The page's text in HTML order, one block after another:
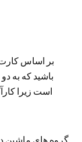
بر اساس
باشید که به
است زیرا
گروه هاي ماشين